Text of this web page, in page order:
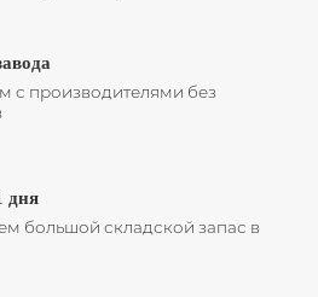
с производителями без
дня
большой складской запас в